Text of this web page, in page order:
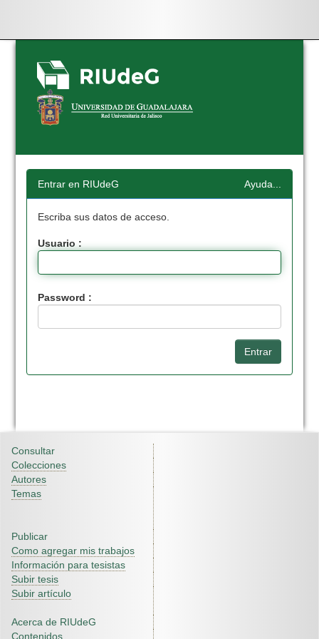
Skip
navigation
Entrar en RIUdeG Ayuda...
Escriba sus datos de acceso.
Usuario :
Password :
Consultar
Colecciones
Autores
Temas
Publicar
Como agregar mis trabajos
Información para tesistas
Subir tesis
Subir artículo
Acerca de RIUdeG
Contenidos